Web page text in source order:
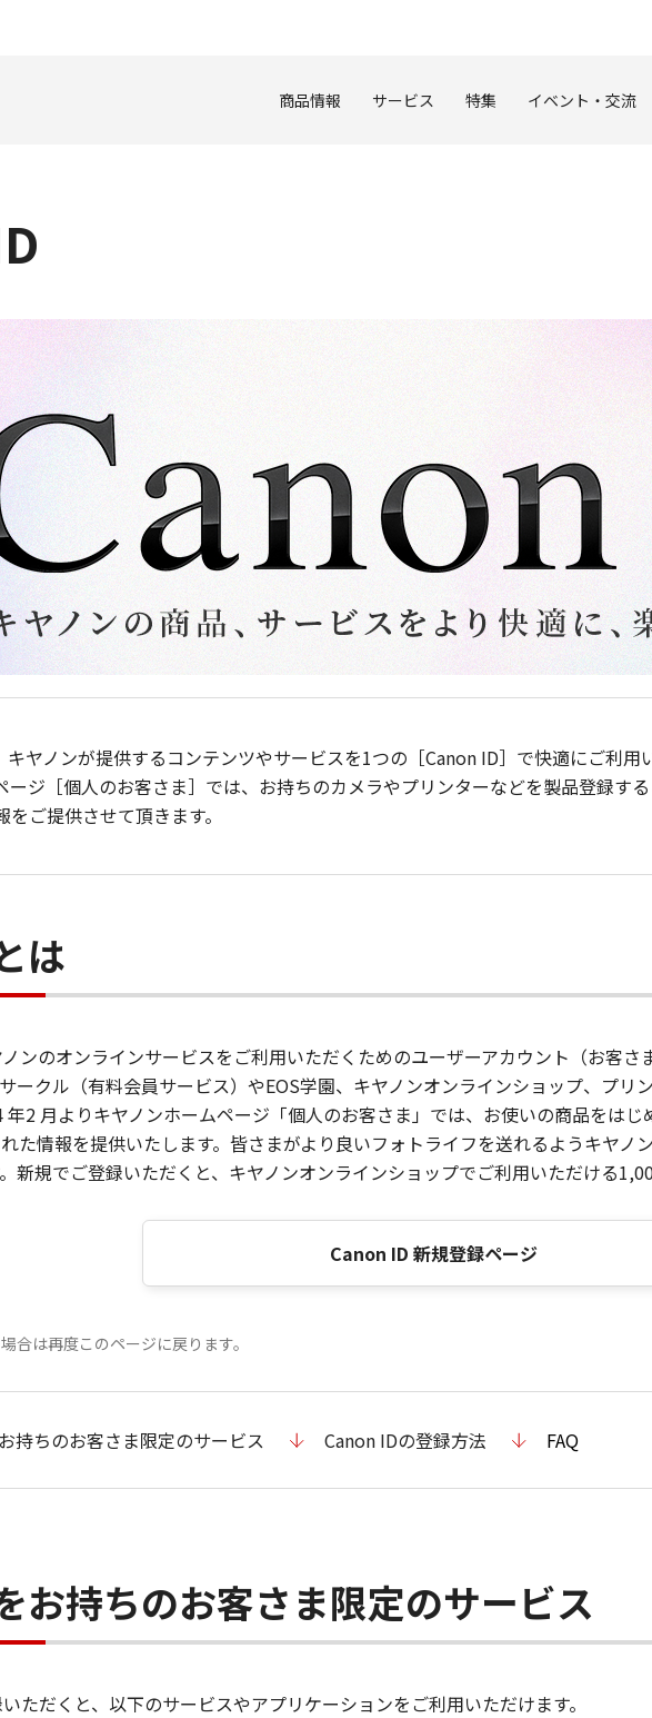
商品情報 サービス 特集 イベント・交流
ヤノンが提供するコンテンツやサービスを1つの［Canon ID］で快適にご利用
ージ［個人のお客さま］では、お持ちのカメラやプリンターなどを製品登録す
ご提供させて頂きます。
は
ノンのオンラインサービスをご利用いただくためのユーザーアカウント（お客
ークル（有料会員サービス）やEOS学園、キヤノンオンラインショップ、プ
年2 月よりキヤノンホームページ「個人のお客さま」では、お使いの商品をは
た情報を提供いたします。皆さまがより良いフォトライフを送れるようキヤノ
新規でご登録いただくと、キヤノンオンラインショップでご利用いただける
Canon ID 新規登録ページ
合は再度このページに戻ります。
持ちのお客さま限定のサービス Canon IDの登録方法 FAQ
お持ちのお客さま限定のサービス
いただくと、以下のサービスやアプリケーションをご利用いただけます。